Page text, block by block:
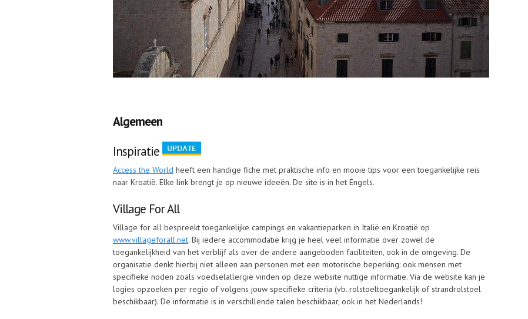
Algemeen
Inspiratie
Access the World heeft een handige fiche met praktische info en mooie tips voor een toegankelijke reis
naar Kroatië. Elke link brengt je op nieuwe ideeën. De site is in het Engels.
Village For All
Village for all bespreekt toegankelijke campings en vakantieparken in Italië en Kroatië op
www.villageforall.net. Bij iedere accommodatie krijg je heel veel informatie over zowel de
toegankelijkheid van het verblijf als over de andere aangeboden faciliteiten, ook in de omgeving. De
organisatie denkt hierbij niet alleen aan personen met een motorische beperking: ook mensen met
specifieke noden zoals voedselallergie vinden op deze website nuttige informatie. Via de website kan je
logies opzoeken per regio of volgens jouw specifieke criteria (vb. rolstoeltoegankelijk of strandrolstoel
beschikbaar). De informatie is in verschillende talen beschikbaar, ook in het Nederlands!